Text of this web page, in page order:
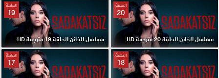
الحلقة
20
مسلسل الخائن الحلقة 20 مترجمة HD
الحلقة
19
مسلسل الخائن الحلقة 19 مترجمة HD
الحلقة
18
الحلقة
17